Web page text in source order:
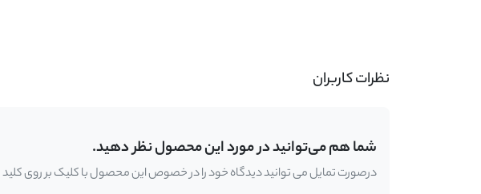
نظرات کاربران
شما هم می‌توانید در مورد این محصول نظر دهید.
درصورت تمایل می توانید دیدگاه خود را در خصوص این محصول با کلیک بر روی کلید